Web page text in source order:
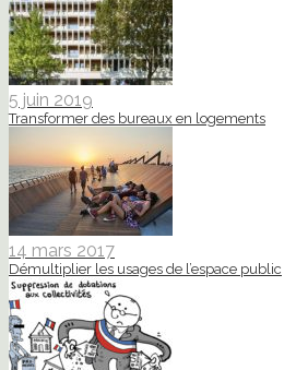
5 juin 2019
Transformer des bureaux en logements
14 mars 2017
Démultiplier les usages de l’espace public